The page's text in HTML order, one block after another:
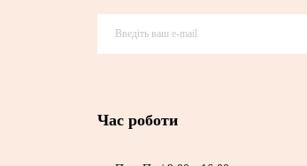
Час роботи